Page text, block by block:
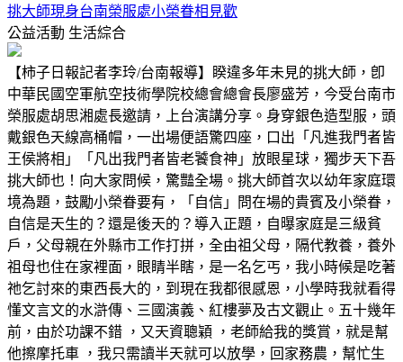
挑大師現身台南榮服處小榮眷相見歡
公益活動 生活綜合
【柿子日報記者李玲/台南報導】睽違多年未見的挑大師，卽
中華民國空軍航空技術學院校總會總會長廖盛芳，今受台南市
榮服處胡思湘處長邀請，上台演講分享。身穿銀色造型服，頭
戴銀色天線高桶帽，一出場便語驚四座，口出「凡進我門者皆
王侯將相」「凡出我門者皆老饕食神」放眼星球，獨步天下吾
挑大師也！向大家問候，驚豔全場。挑大師首次以幼年家庭環
境為題，鼓勵小榮眷要有，「自信」問在場的貴賓及小榮眷，
自信是天生的？還是後天的？導入正題，自曝家庭是三級貧
戶，父母親在外縣市工作打拼，全由祖父母，隔代教養，養外
祖母也住在家裡面，眼睛半瞎，是一名乞丐，我小時候是吃著
祂乞討來的東西長大的，到現在我都很感恩，小學時我就看得
懂文言文的水滸傳、三國演義、紅樓夢及古文觀止。五十幾年
前，由於功課不錯 ，又天資聰穎 ，老師給我的獎賞，就是幫
他擦摩托車 ，我只需讀半天就可以放學，回家務農，幫忙生